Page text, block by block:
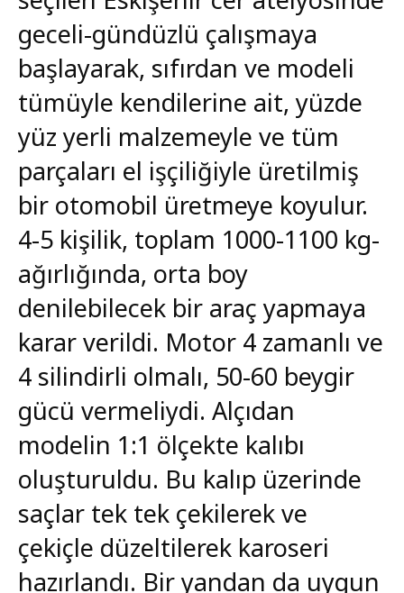
geceli-gündüzlü çalışmaya
başlayarak, sıfırdan ve modeli
tümüyle kendilerine ait, yüzde
yüz yerli malzemeyle ve tüm
parçaları el işçiliğiyle üretilmiş
bir otomobil üretmeye koyulur.
4-5 kişilik, toplam 1000-1100 kg-
ağırlığında, orta boy
denilebilecek bir araç yapmaya
karar verildi. Motor 4 zamanlı ve
4 silindirli olmalı, 50-60 beygir
gücü vermeliydi. Alçıdan
modelin 1:1 ölçekte kalıbı
oluşturuldu. Bu kalıp üzerinde
saçlar tek tek çekilerek ve
çekiçle düzeltilerek karoseri
hazırlandı. Bir yandan da uygun